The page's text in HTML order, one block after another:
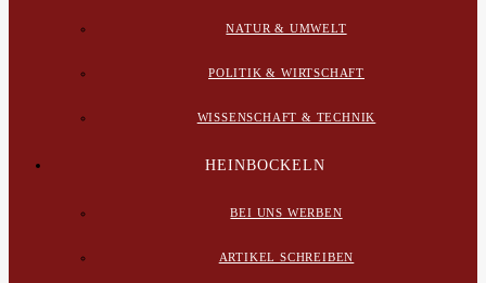
NATUR & UMWELT
POLITIK & WIRTSCHAFT
WISSENSCHAFT & TECHNIK
HEINBOCKELN
BEI UNS WERBEN
ARTIKEL SCHREIBEN